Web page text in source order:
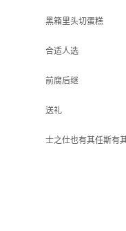
黑箱里头切蛋糕
合适人选
前腐后继
送礼
士之仕也有其任斯有